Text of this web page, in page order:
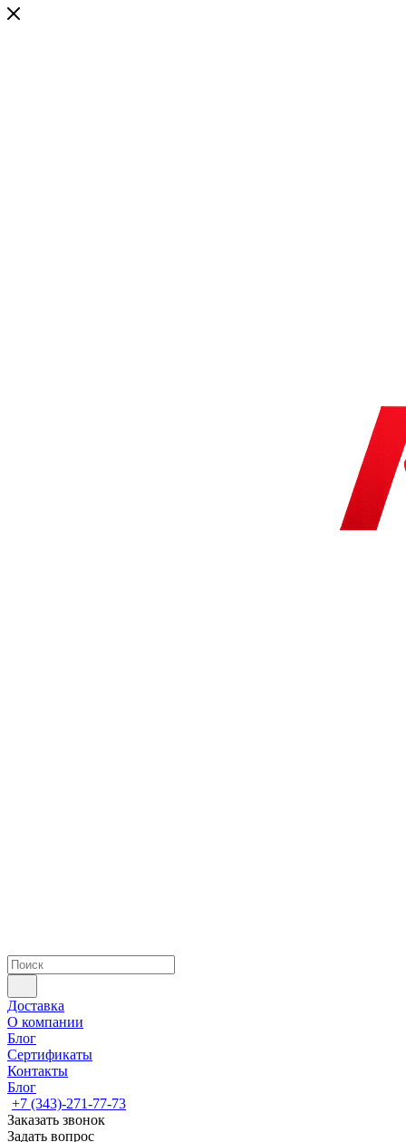
Доставка
О компании
Блог
Сертификаты
Контакты
Блог
+7 (343)-271-77-73
Заказать звонок
Задать вопрос